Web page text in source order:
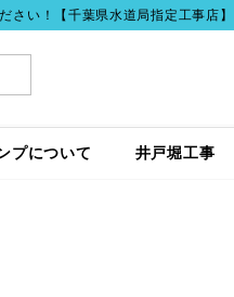
い！【千葉県水道局指定工事店】
プについて 井戸堀工事